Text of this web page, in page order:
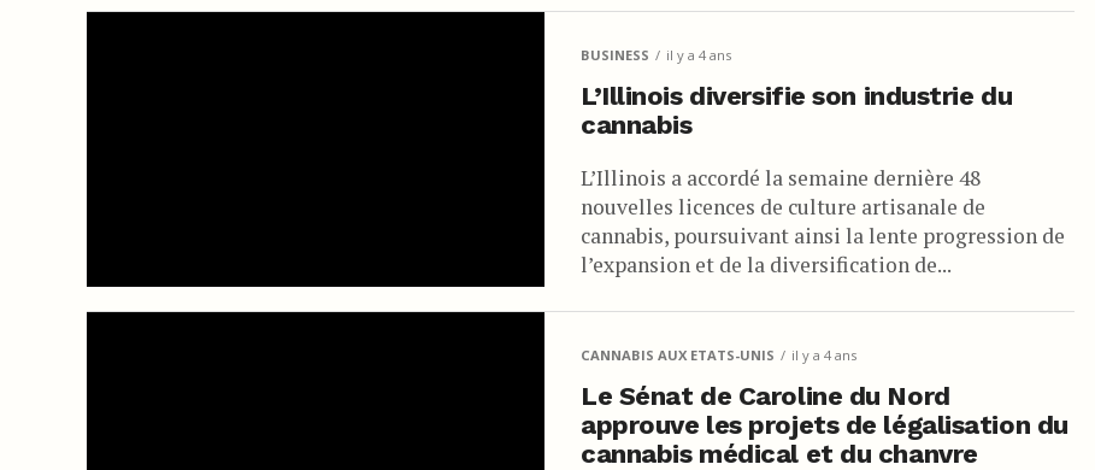
BUSINESS il y a 4 ans
L’Illinois diversifie son industrie du
cannabis
L’Illinois a accordé la semaine dernière 48
nouvelles licences de culture artisanale de
cannabis, poursuivant ainsi la lente progression de
l’expansion et de la diversification de...
CANNABIS AUX ETATS-UNIS il y a 4 ans
Le Sénat de Caroline du Nord
approuve les projets de légalisation du
cannabis médical et du chanvre